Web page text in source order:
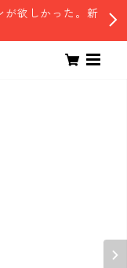
が欲しかった。新